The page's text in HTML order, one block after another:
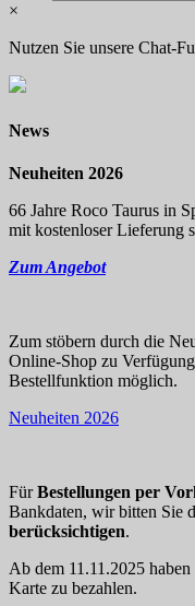
×
Nutzen Sie unsere Chat-
News
Neuheiten 2026
66 Jahre Roco Taurus in
mit kostenloser Lieferung
Zum Angebot
Zum stöbern durch die
Online-Shop zu
Bestellfunktion möglich.
Neuheiten 2026
FürBestellungen per
Bankdaten, wir bitten Sie
berücksichtigen.
Ab dem 11.11.2025
Karte zu bezahlen.